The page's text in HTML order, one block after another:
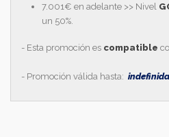
7.001€ en adelante >> Nivel
un 50%.
- Esta promoción es compatible
- Promoción válida hasta: indefinida